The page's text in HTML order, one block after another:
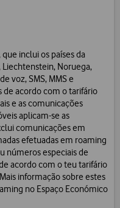
inclui os países da
Liechtenstein, Noruega,
voz, SMS, MMS e
de acordo com o tarifário
e as comunicações
aplicam-se as
comunicações em
efetuadas em roaming
números especiais de
acordo com o teu tarifário
informação sobre estes
no Espaço Económico